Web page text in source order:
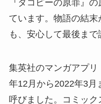
『タコピーの原罪』
ています。物語の結
も、安心して最後まで
集英社のマンガアプ
年12月から2022年3月
呼びました。コミッ